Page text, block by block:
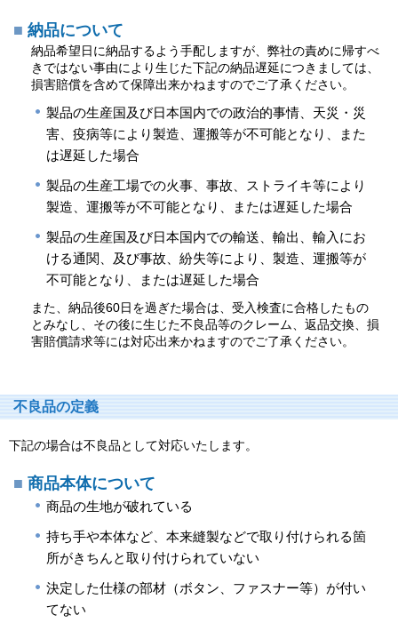
納品について
納品希望日に納品するよう手配しますが、弊社の責めに帰すべ
きではない事由により生じた下記の納品遅延につきましては、
損害賠償を含めて保障出来かねますのでご了承ください。
製品の生産国及び日本国内での政治的事情、天災・災
害、疫病等により製造、運搬等が不可能となり、また
は遅延した場合
製品の生産工場での火事、事故、ストライキ等により
製造、運搬等が不可能となり、または遅延した場合
製品の生産国及び日本国内での輸送、輸出、輸入にお
ける通関、及び事故、紛失等により、製造、運搬等が
不可能となり、または遅延した場合
また、納品後60日を過ぎた場合は、受入検査に合格したもの
とみなし、その後に生じた不良品等のクレーム、返品交換、損
害賠償請求等には対応出来かねますのでご了承ください。
不良品の定義
下記の場合は不良品として対応いたします。
商品本体について
商品の生地が破れている
持ち手や本体など、本来縫製などで取り付けられる箇
所がきちんと取り付けられていない
決定した仕様の部材（ボタン、ファスナー等）が付い
てない